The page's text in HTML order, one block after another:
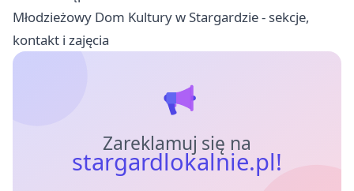
Młodzieżowy Dom Kultury w Stargardzie - sekcje,
kontakt i zajęcia
Zareklamuj się na
stargardlokalnie.pl!